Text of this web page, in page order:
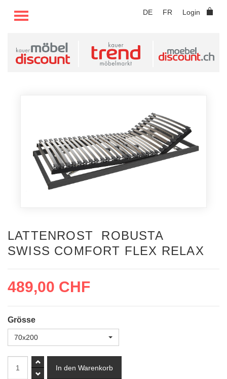
DE FR Login
TOGGLE MENU
LATTENROST ROBUSTA
SWISS COMFORT FLEX RELAX
489,00 CHF
Grösse
70x200